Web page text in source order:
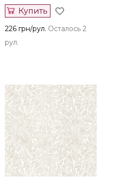
Купить
226 грн/рул. Осталось 2
рул.